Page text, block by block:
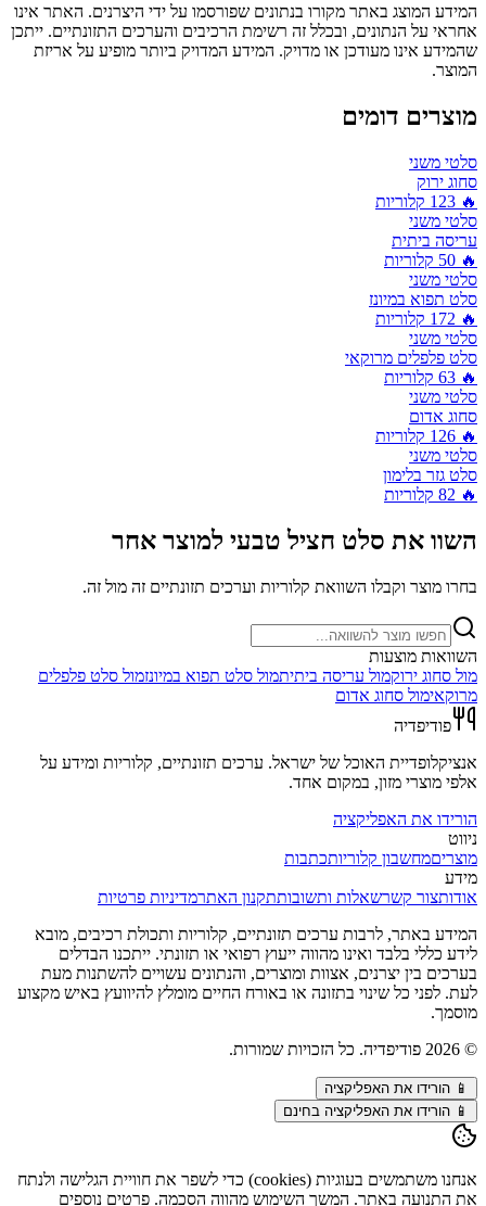
המידע המוצג באתר מקורו בנתונים שפורסמו על ידי היצרנים. האתר אינו
אחראי על הנתונים, ובכלל זה רשימת הרכיבים והערכים התזונתיים. ייתכן
שהמידע אינו מעודכן או מדויק. המידע המדויק ביותר מופיע על אריזת
המוצר.
מוצרים דומים
סלטי משני
סחוג ירוק
🔥
123 קלוריות
סלטי משני
עריסה ביתית
🔥
50 קלוריות
סלטי משני
סלט תפוא במיונז
🔥
172 קלוריות
סלטי משני
סלט פלפלים מרוקאי
🔥
63 קלוריות
סלטי משני
סחוג אדום
🔥
126 קלוריות
סלטי משני
סלט גזר בלימון
🔥
82 קלוריות
השוו את סלט חציל טבעי למוצר אחר
בחרו מוצר וקבלו השוואת קלוריות וערכים תזונתיים זה מול זה.
השוואות מוצעות
מול סחוג ירוקמול עריסה ביתיתמול סלט תפוא במיונזמול סלט פלפלים
מרוקאימול סחוג אדום
פודיפדיה
אנציקלופדיית האוכל של ישראל. ערכים תזונתיים, קלוריות ומידע על
אלפי מוצרי מזון, במקום אחד.
הורידו את האפליקציה
ניווט
מוצריםמחשבון קלוריותכתבות
מידע
אודותצור קשרשאלות ותשובותתקנון האתרמדיניות פרטיות
המידע באתר, לרבות ערכים תזונתיים, קלוריות ותכולת רכיבים, מובא
לידע כללי בלבד ואינו מהווה ייעוץ רפואי או תזונתי. ייתכנו הבדלים
בערכים בין יצרנים, אצוות ומוצרים, והנתונים עשויים להשתנות מעת
לעת. לפני כל שינוי בתזונה או באורח החיים מומלץ להיוועץ באיש מקצוע
מוסמך.
©
2026 פודיפדיה. כל הזכויות שמורות.
📱 הורידו את האפליקציה
📱 הורידו את האפליקציה בחינם
אנחנו משתמשים בעוגיות (cookies) כדי לשפר את חוויית הגלישה ולנתח
את התנועה באתר. המשך השימוש מהווה הסכמה. פרטים נוספים